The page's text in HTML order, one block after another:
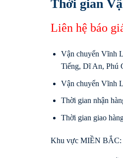
Thời gian
Liên hệ báo
Vận chuyển Vĩnh
Tiếng, Dĩ An, Phú
Vận chuyển Vĩnh
Thời gian nhận
Thời gian giao
Khu vực MIỀN BẮC: